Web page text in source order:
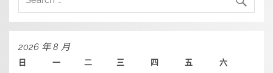
2026 年 8 月
日 一 二 三 四 五 六